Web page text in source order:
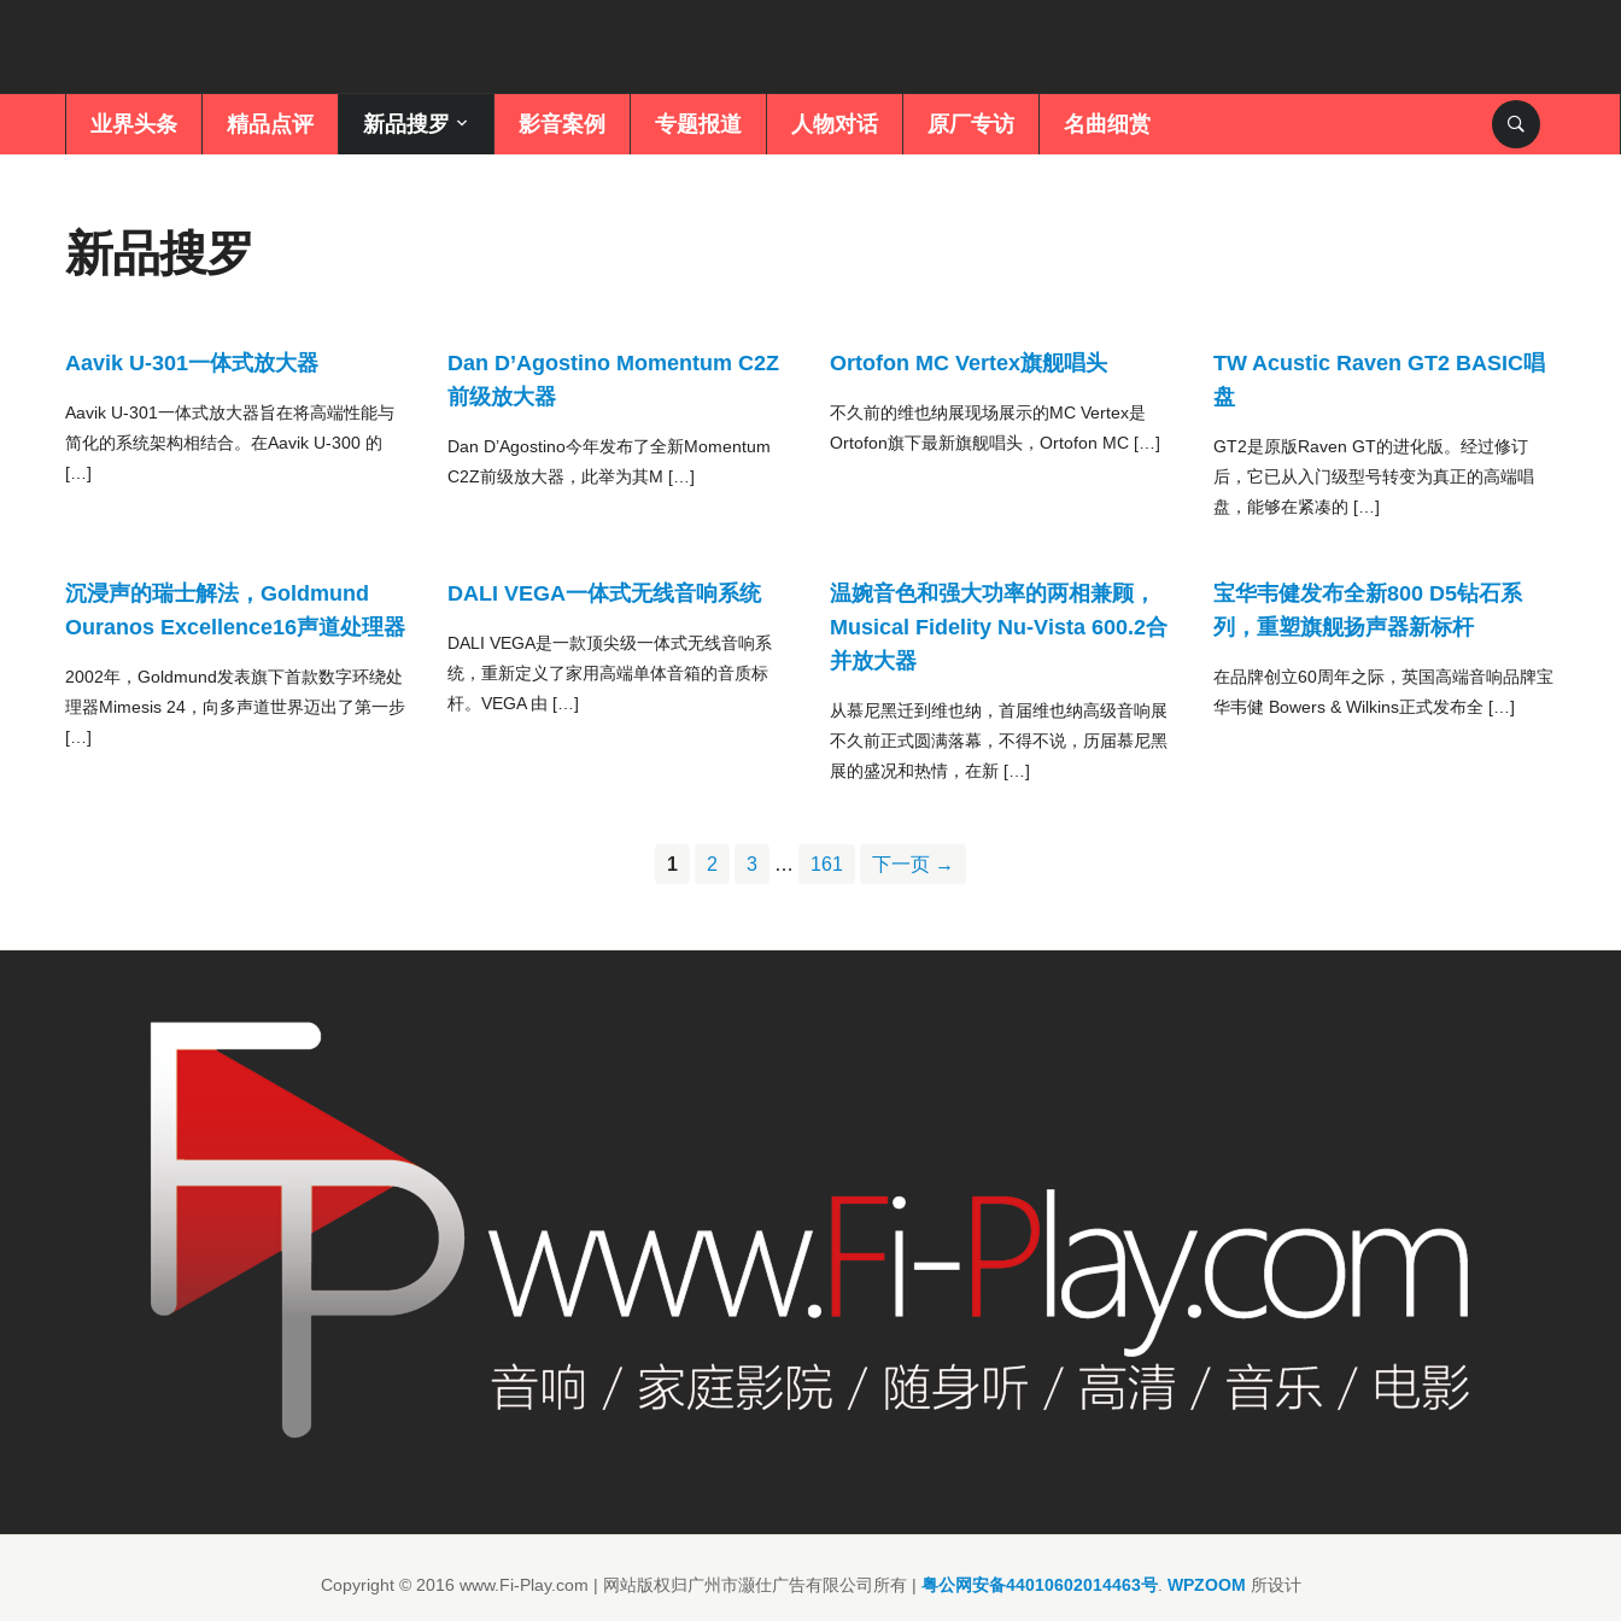
业界头条 精品点评 新品搜罗 影音案例 专题报道 人物对话 原厂专访 名曲细赏
新品搜罗
Aavik U-301一体式放大器
Aavik U-301一体式放大器旨在将高端性能与
简化的系统架构相结合。在Aavik U-300 的
[…]
Dan D’Agostino Momentum C2Z
前级放大器
Dan D’Agostino今年发布了全新Momentum
C2Z前级放大器，此举为其M […]
Ortofon MC Vertex旗舰唱头
不久前的维也纳展现场展示的MC Vertex是
Ortofon旗下最新旗舰唱头，Ortofon MC […]
TW Acustic Raven GT2 BASIC唱
盘
GT2是原版Raven GT的进化版。经过修订
后，它已从入门级型号转变为真正的高端唱
盘，能够在紧凑的 […]
沉浸声的瑞士解法，Goldmund
Ouranos Excellence16声道处理器
2002年，Goldmund发表旗下首款数字环绕处
理器Mimesis 24，向多声道世界迈出了第一步
[…]
DALI VEGA一体式无线音响系统
DALI VEGA是一款顶尖级一体式无线音响系
统，重新定义了家用高端单体音箱的音质标
杆。VEGA 由 […]
温婉音色和强大功率的两相兼顾，
Musical Fidelity Nu-Vista 600.2合
并放大器
从慕尼黑迁到维也纳，首届维也纳高级音响展
不久前正式圆满落幕，不得不说，历届慕尼黑
展的盛况和热情，在新 […]
宝华韦健发布全新800 D5钻石系
列，重塑旗舰扬声器新标杆
在品牌创立60周年之际，英国高端音响品牌宝
华韦健 Bowers & Wilkins正式发布全 […]
1 2 3 … 161 下一页 →
Copyright © 2016 www.Fi-Play.com | 网站版权归广州市灏仕广告有限公司所有 | 粤公网安备44010602014463号. WPZOOM 所设计